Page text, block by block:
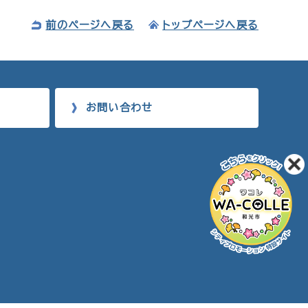
前のページへ戻る トップページへ戻る
お問い合わせ